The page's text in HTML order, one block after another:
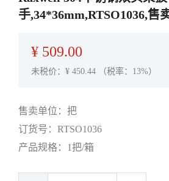
手,34*36mm,RTSO1036,售
¥ 509.00
未税价：¥ 450.44 （税率：13%）
售卖单位： 把
订货号： RTSO1036
产品规格： 1把/箱